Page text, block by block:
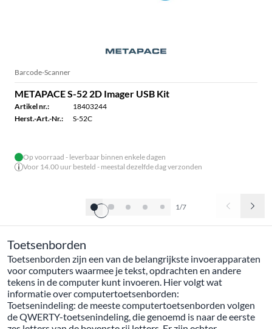
Barcode-Scanner
METAPACE S-52 2D Imager USB Kit
Artikel nr.:
18403244
Herst.-Art.-Nr.:
S-52C
Op voorraad - leverbaar binnen enkele dagen
Voor 14.00 uur besteld - meestal dezelfde dag verzonden
1/7
Toetsenborden
Toetsenborden zijn een van de belangrijkste invoerapparaten
voor computers waarmee je tekst, opdrachten en andere
tekens in de computer kunt invoeren. Hier volgt wat
informatie over computertoetsenborden:
Toetsenindeling: de meeste computertoetsenborden volgen
de QWERTY-toetsenindeling, die genoemd is naar de eerste